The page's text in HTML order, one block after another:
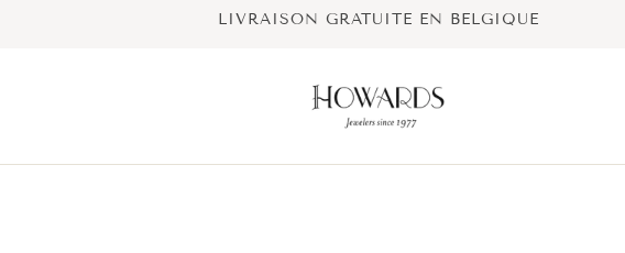
LIVRAISON GRATUITE EN BELGIQUE